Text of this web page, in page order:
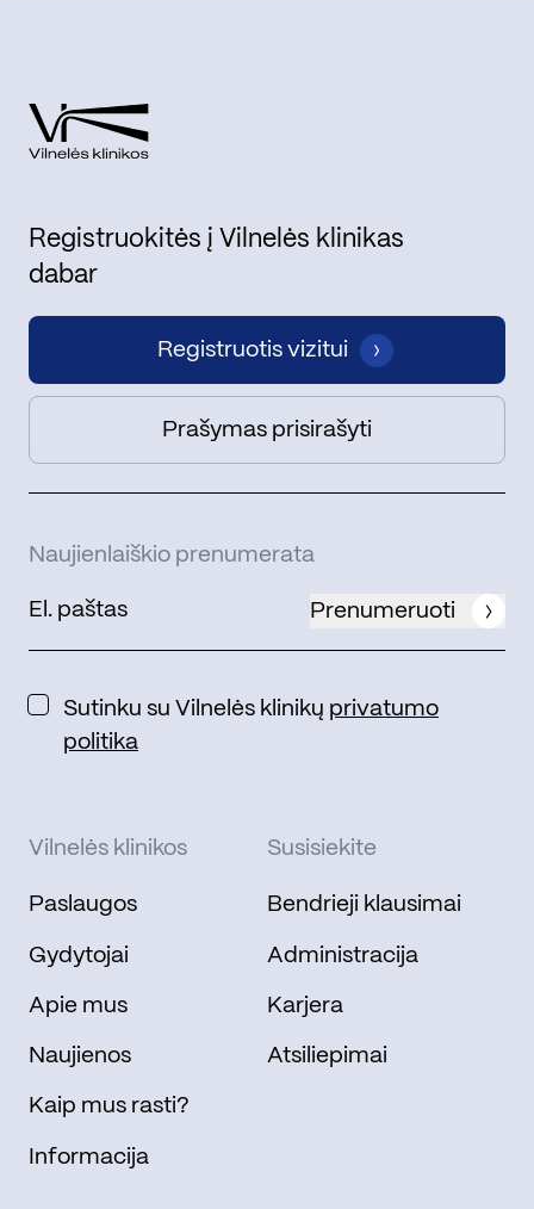
Registruokitės į Vilnelės klinikas
dabar
Registruotis vizitui
Prašymas prisirašyti
Naujienlaiškio prenumerata
Prenumeruoti
Sutinku su Vilnelės klinikų privatumo
politika
Vilnelės klinikos
Paslaugos
Gydytojai
Apie mus
Naujienos
Kaip mus rasti?
Informacija
Susisiekite
Bendrieji klausimai
Administracija
Karjera
Atsiliepimai